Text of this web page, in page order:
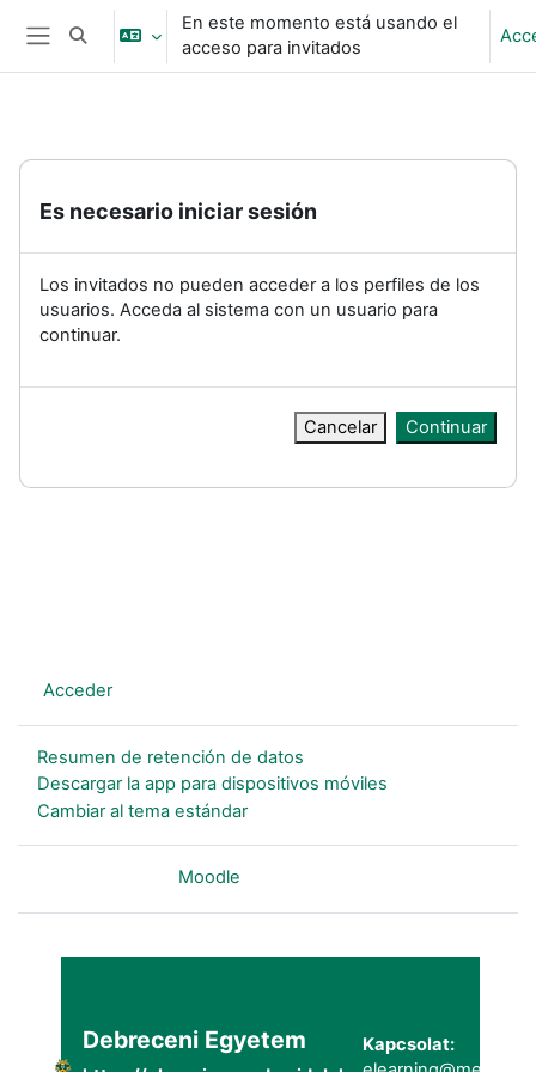
Salta al contenido principal
Panel lateral
Selector de búsqueda de entrada
En este momento está usando el
acceso para invitados
Es necesario iniciar sesión
Los invitados no pueden acceder a los perfiles de los
usuarios. Acceda al sistema con un usuario para
continuar.
Cancelar Continuar
Acceder)
Resumen de retención de datos
Descargar la app para dispositivos móviles
Cambiar al tema estándar
Moodle
Debreceni Egyetem
Kapcsolat: